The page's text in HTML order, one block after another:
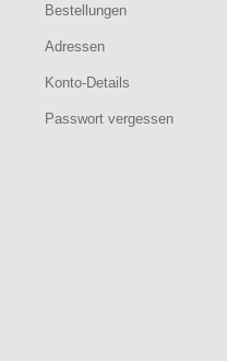
Bestellungen
Adressen
Konto-Details
Passwort vergessen